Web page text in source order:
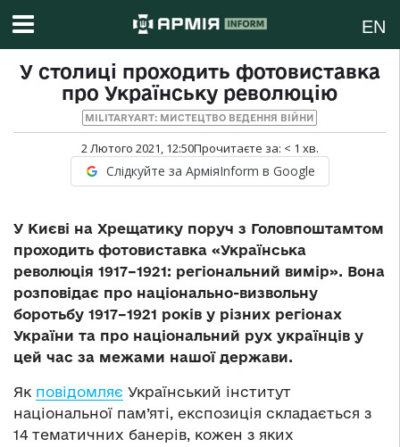
EN
У столиці проходить фотовиставка
про Українську революцію
MILITARYART: МИСТЕЦТВО ВЕДЕННЯ ВІЙНИ
2 Лютого 2021, 12:50Прочитаєте за: < 1 хв.
Слідкуйте за АрміяInform в Google
У Києві на Хрещатику поруч з Головпоштамтом
проходить фотовиставка «Українська
революція 1917–1921: регіональний вимір». Вона
розповідає про національно-визвольну
боротьбу 1917–1921 років у різних регіонах
України та про національний рух українців у
цей час за межами нашої держави.
Як повідомляє Український інститут
національної пам’яті, експозиція складається з
14 тематичних банерів, кожен з яких